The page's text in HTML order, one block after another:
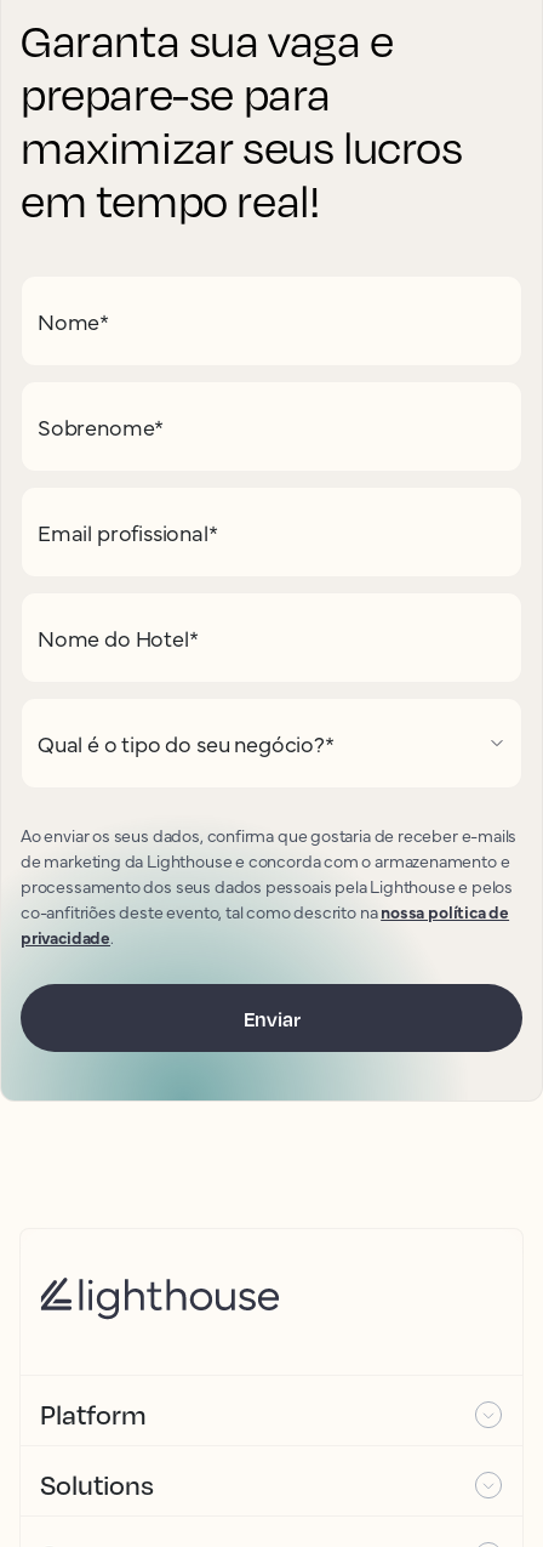
Garanta sua vaga e
prepare-se para
maximizar seus lucros
em tempo real!
Nome*
Sobrenome*
Email profissional*
Nome do Hotel*
Qual é o tipo do seu negócio?*
Ao enviar os seus dados, confirma que gostaria de receber e-mails
de marketing da Lighthouse e concorda com o armazenamento e
processamento dos seus dados pessoais pela Lighthouse e pelos
co-anfitriões deste evento, tal como descrito nanossa política de
privacidade.
Platform
Solutions